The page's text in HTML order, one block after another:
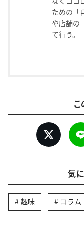
ための「
や店舗の
て行う。
気
趣味 コラム